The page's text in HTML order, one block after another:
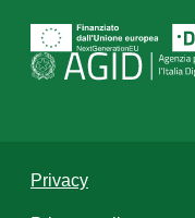
Privacy